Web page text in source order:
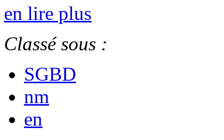
en lire plus
Classé sous :
SGBD
nm
en